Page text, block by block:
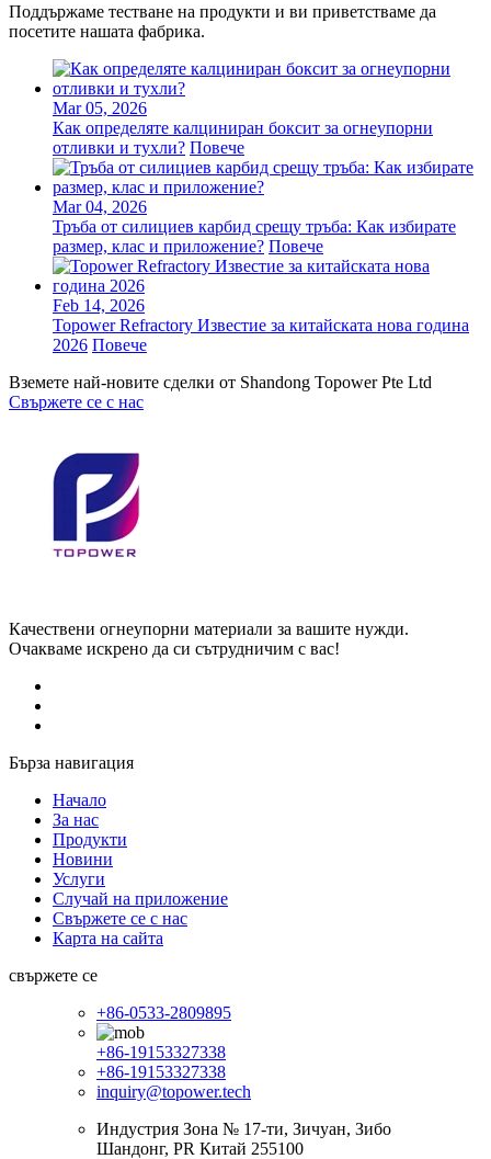
Поддържаме тестване на продукти и ви приветстваме да
посетите нашата фабрика.
Mar 05, 2026
Как определяте калциниран боксит за огнеупорни
отливки и тухли? Повече
Mar 04, 2026
Тръба от силициев карбид срещу тръба: Как избирате
размер, клас и приложение? Повече
Feb 14, 2026
Topower Refractory Известие за китайската нова година
2026 Повече
Вземете най-новите сделки от Shandong Topower Pte Ltd
Свържете се с нас
Качествени огнеупорни материали за вашите нужди.
Очакваме искрено да си сътрудничим с вас!
Бърза навигация
Начало
За нас
Продукти
Новини
Услуги
Случай на приложение
Свържете се с нас
Карта на сайта
свържете се
+86-0533-2809895
+86-19153327338
+86-19153327338
inquiry@topower.tech
Индустрия Зона № 17-ти, Зичуан, Зибо
Шандонг, PR Китай 255100